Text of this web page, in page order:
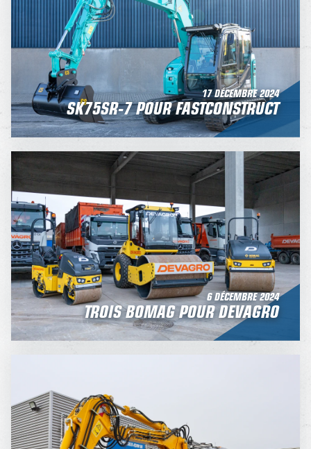
17 DÉCEMBRE 2024
SK75SR-7 POUR FASTCONSTRUCT
6 DÉCEMBRE 2024
TROIS BOMAG POUR DEVAGRO